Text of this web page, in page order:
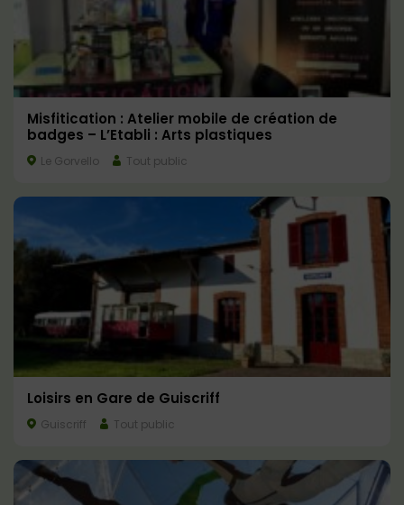
Misfitication : Atelier mobile de création de
badges – L’Etabli : Arts plastiques
Le Gorvello Tout public
Loisirs en Gare de Guiscriff
Guiscriff Tout public